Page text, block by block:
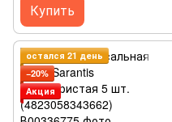
Купить
остался 21 день
−20%
Акция